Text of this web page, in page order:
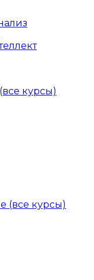
курсы)
(все курсы)